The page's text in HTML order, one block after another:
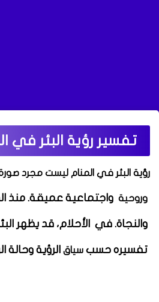
تفسير رؤية البئر في
رؤية البئر في المنام ليست مجرد
وروحية واجتماعية عميقة. منذ
والنجاة. في الأحلام، قد يظهر
تفسيره حسب سياق الرؤية وحالة